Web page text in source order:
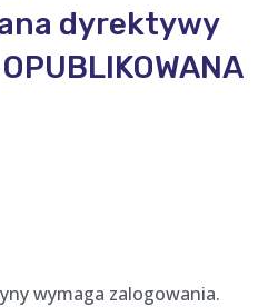
dyrektywy
wymaga zalogowania.